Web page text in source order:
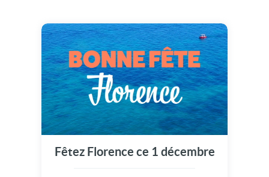
Fêtez Florence ce 1 décembre